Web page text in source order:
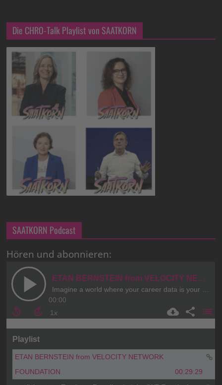
Die CHRO-Talk Playlist von SAATKORN
SAATKORN Podcast
Hören und abonnieren: